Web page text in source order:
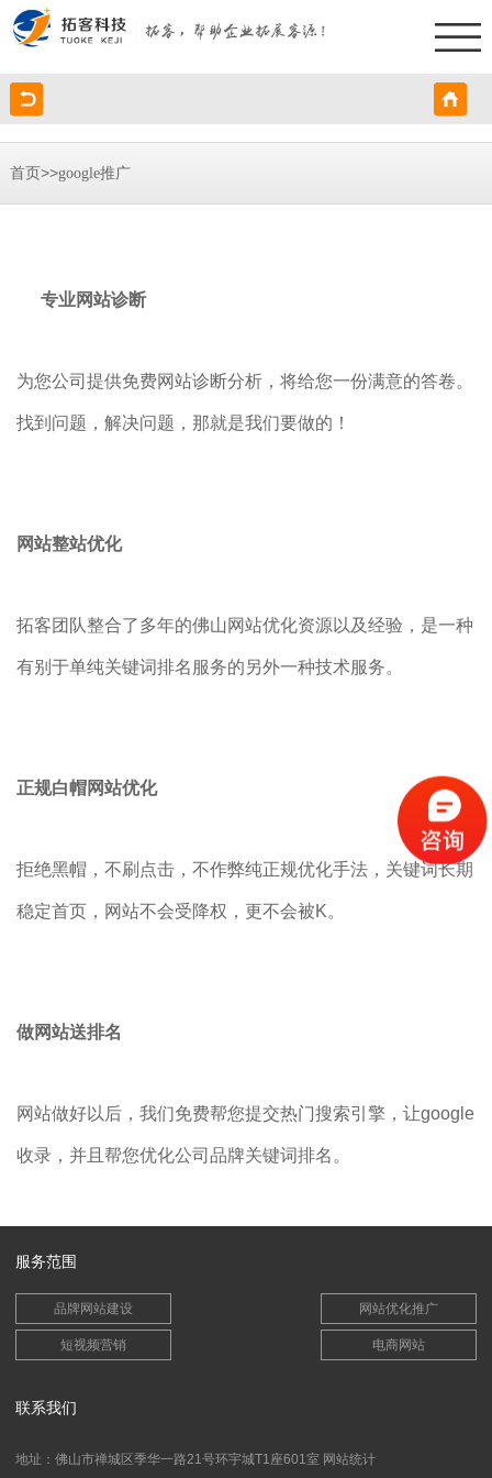
首页>>google推广
专业网站诊断
为您公司提供免费网站诊断分析，将给您一份满意的答卷。
找到问题，解决问题，那就是我们要做的！
网站整站优化
拓客团队整合了多年的佛山网站优化资源以及经验，是一种
有别于单纯关键词排名服务的另外一种技术服务。
正规白帽网站优化
拒绝黑帽，不刷点击，不作弊纯正规优化手法，关键词长期
稳定首页，网站不会受降权，更不会被K。
做网站送排名
网站做好以后，我们免费帮您提交热门搜索引擎，让google
收录，并且帮您优化公司品牌关键词排名。
服务范围
品牌网站建设 网站优化推广
短视频营销 电商网站
联系我们
地址：佛山市禅城区季华一路21号环宇城T1座601室 网站统计